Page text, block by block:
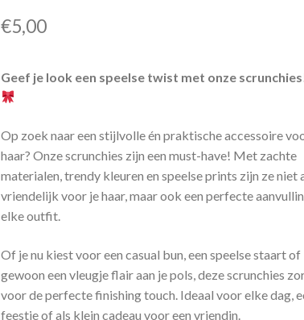
€5,00
Geef je look een speelse twist met onze
Op zoek naar een stijlvolle én praktische accessoire
haar? Onze scrunchies zijn een must-have! Met zachte
materialen, trendy kleuren en speelse prints zijn ze niet
vriendelijk voor je haar, maar ook een perfecte
elke outfit.
Of je nu kiest voor een casual bun, een speelse staart of
gewoon een vleugje flair aan je pols, deze scrunchies
voor de perfecte finishing touch. Ideaal voor elke dag,
feestje of als klein cadeau voor een vriendin.